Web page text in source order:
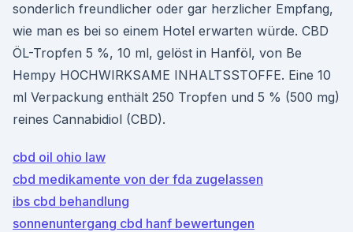
sonderlich freundlicher oder gar herzlicher Empfang,
wie man es bei so einem Hotel erwarten würde. CBD
ÖL-Tropfen 5 %, 10 ml, gelöst in Hanföl, von Be
Hempy HOCHWIRKSAME INHALTSSTOFFE. Eine 10
ml Verpackung enthält 250 Tropfen und 5 % (500 mg)
reines Cannabidiol (CBD).
cbd oil ohio law
cbd medikamente von der fda zugelassen
ibs cbd behandlung
sonnenuntergang cbd hanf bewertungen